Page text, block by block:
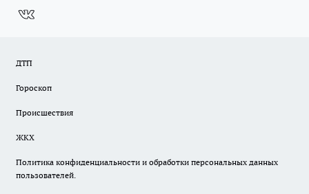
ДТП
Гороскоп
Происшествия
ЖКХ
Политика конфиденциальности и обработки персональных данных
пользователей.